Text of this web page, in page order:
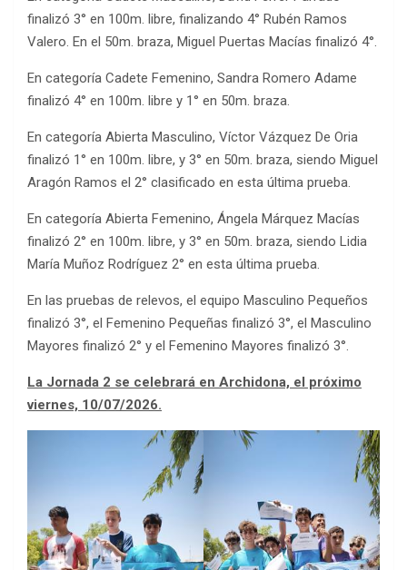
finalizó 3° en 100m. libre, finalizando 4° Rubén Ramos
Valero. En el 50m. braza, Miguel Puertas Macías finalizó 4°.
En categoría Cadete Femenino, Sandra Romero Adame
finalizó 4° en 100m. libre y 1° en 50m. braza.
En categoría Abierta Masculino, Víctor Vázquez De Oria
finalizó 1° en 100m. libre, y 3° en 50m. braza, siendo Miguel
Aragón Ramos el 2° clasificado en esta última prueba.
En categoría Abierta Femenino, Ángela Márquez Macías
finalizó 2° en 100m. libre, y 3° en 50m. braza, siendo Lidia
María Muñoz Rodríguez 2° en esta última prueba.
En las pruebas de relevos, el equipo Masculino Pequeños
finalizó 3°, el Femenino Pequeñas finalizó 3°, el Masculino
Mayores finalizó 2° y el Femenino Mayores finalizó 3°.
La Jornada 2 se celebrará en Archidona, el próximo
viernes, 10/07/2026.